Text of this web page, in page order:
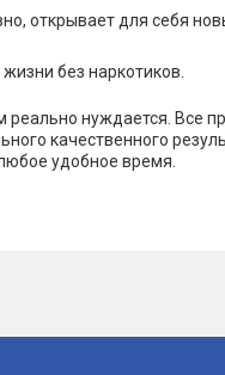
открывает для себя
без наркотиков.
реально нуждается. Все
качественного
удобное время.